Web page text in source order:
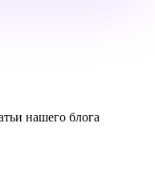
нашего блога